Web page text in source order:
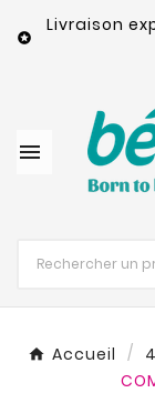

Livraison

Accueil